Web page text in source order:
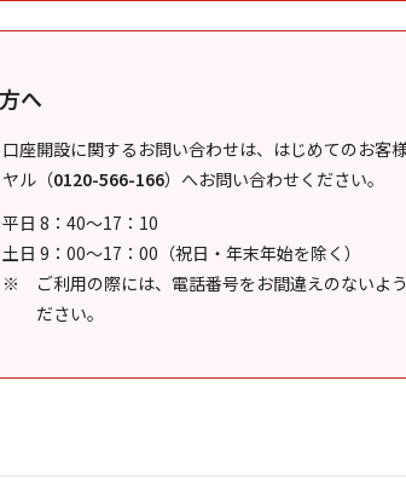
へ
口座開設に関するお問い合わせは、はじめてのお客
ヤル （0120-566-166） へお問い合わせください。
平日 8：40～17：10
土日 9：00～17：00（祝日・年末年始を除く）
ご利用の際には、電話番号をお間違えのないよ
ださい。